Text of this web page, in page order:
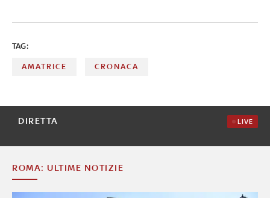
TAG:
AMATRICE CRONACA
DIRETTA LIVE
ROMA: ULTIME NOTIZIE